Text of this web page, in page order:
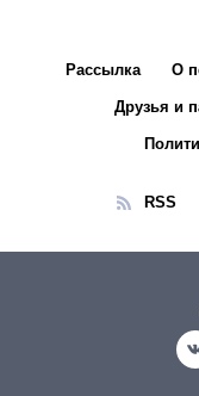
Рассылка О
Друзья и
RSS